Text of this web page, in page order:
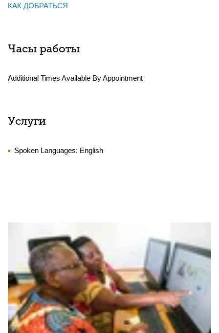
КАК ДОБРАТЬСЯ
Часы работы
Additional Times Available By Appointment
Услуги
Spoken Languages: English